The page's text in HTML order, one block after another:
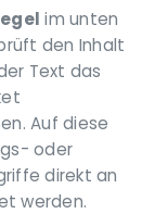
im unten
den Inhalt
Text das
Auf diese
oder
direkt an
werden.